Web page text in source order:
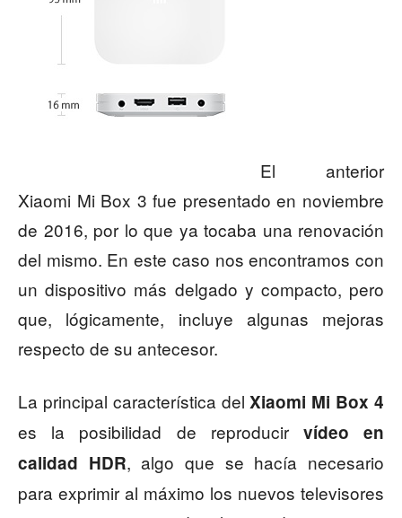
El anterior
Xiaomi Mi Box 3 fue presentado en noviembre
de 2016, por lo que ya tocaba una renovación
del mismo. En este caso nos encontramos con
un dispositivo más delgado y compacto, pero
que, lógicamente, incluye algunas mejoras
respecto de su antecesor.
La principal característica delXiaomi Mi Box 4
es la posibilidad de reproducir vídeo en
calidad HDR, algo que se hacía necesario
para exprimir al máximo los nuevos televisores